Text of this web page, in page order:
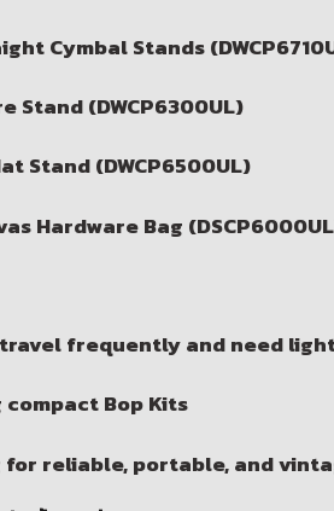
Cymbal Stands
Stand (DWCP6300UL)
Stand (DWCP6500UL)
Hardware Bag
frequently and need
compact Bop Kits
reliable, portable, and